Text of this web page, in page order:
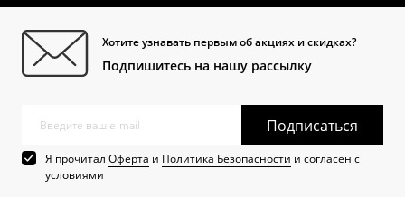
Хотите узнавать первым об акциях и скидках?
Подпишитесь на нашу рассылку
Подписаться
Я прочитал Оферта и Политика Безопасности и согласен с
условиями